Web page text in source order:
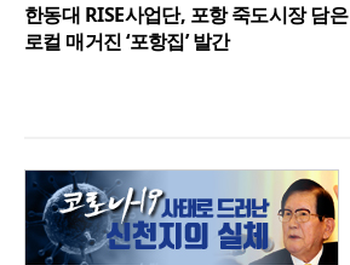
한동대 RISE사업단, 포항 죽도시장 담은
로컬 매거진 ‘포항집’ 발간